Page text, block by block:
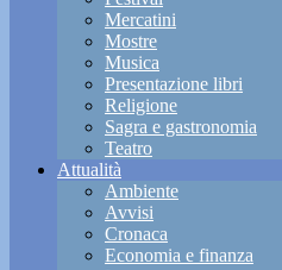
Mercatini
Mostre
Musica
Presentazione libri
Religione
Sagra e gastronomia
Teatro
Attualità
Ambiente
Avvisi
Cronaca
Economia e finanza